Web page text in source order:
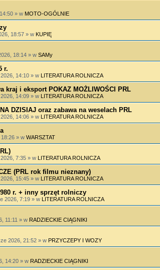
» w MOTO-OGÓLNIE
18:57 » w KUPIĘ
18:14 » w SAMy
r.
14:10 » w LITERATURA ROLNICZA
kraj i eksport POKAZ MOŻLIWOŚCI PRL
14:09 » w LITERATURA ROLNICZA
DZISIAJ oraz zabawa na weselach PRL
14:06 » w LITERATURA ROLNICZA
18:26 » w WARSZTAT
7:35 » w LITERATURA ROLNICZA
(PRL rok filmu nieznany)
15:45 » w LITERATURA ROLNICZA
r. + inny sprzęt rolniczy
2026, 7:19 » w LITERATURA ROLNICZA
11:11 » w RADZIECKIE CIĄGNIKI
2026, 21:52 » w PRZYCZEPY I WOZY
14:20 » w RADZIECKIE CIĄGNIKI